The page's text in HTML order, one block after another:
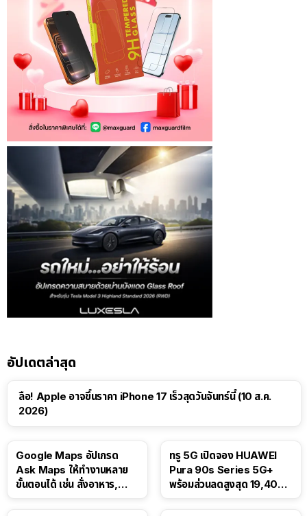
อัปเดตล่าสุด
ลือ! Apple อาจขึ้นราคา iPhone 17 เร็วสุดวันจันทร์นี้ (10 ส.ค.
2026)
Google Maps อัปเกรด
Ask Maps ให้ทำงานหลาย
ขั้นตอนได้ เช่น สั่งอาหาร,
ทรู 5G เปิดจอง HUAWEI
Pura 90s Series 5G+
พร้อมส่วนลดสูงสุด 19,400